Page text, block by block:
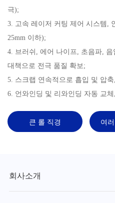
극);
3. 고속 레이저 커팅 제어 시스템,
25mm 이하);
4. 브러쉬, 에어 나이프, 초음파,
대책으로 전극 품질 확보;
5. 스크랩 연속적으로 흡입 및 압
6. 언와인딩 및 리와인딩 자동 교
큰 롤 직경 여
회사소개